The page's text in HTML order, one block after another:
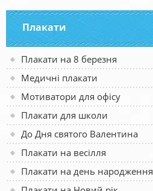
Плакати
Плакати на 8 березня
Медичні плакати
Мотиватори для офісу
Плакати для школи
До Дня святого Валентина
Плакати на весілля
Плакати на день народження